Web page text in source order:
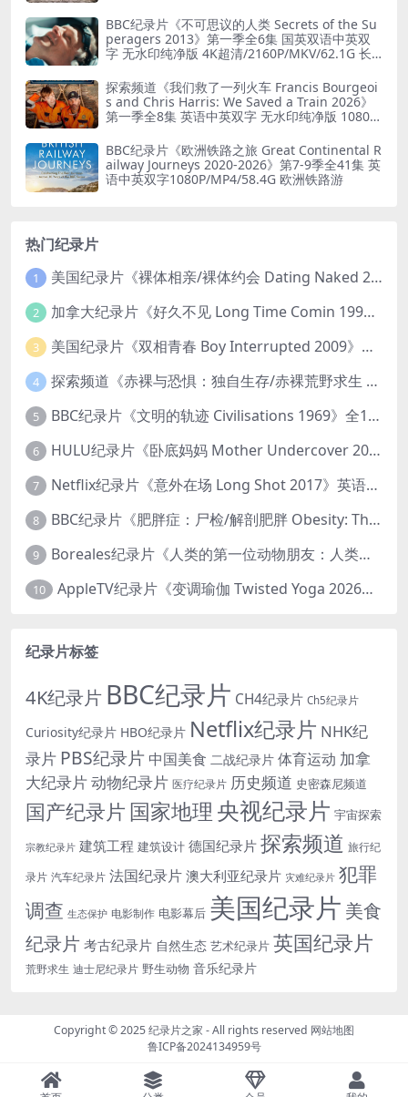
BBC纪录片《不可思议的人类 Secrets of the Su
peragers 2013》第一季全6集 国英双语中英双
字 无水印纯净版 4K超清/2160P/MKV/62.1G 长
探索频道《我们救了一列火车 Francis Bourgeoi
s and Chris Harris: We Saved a Train 2026》
第一季全8集 英语中英双字 无水印纯净版 1080P/
BBC纪录片《欧洲铁路之旅 Great Continental R
ailway Journeys 2020-2026》第7-9季全41集 英
语中英双字1080P/MP4/58.4G 欧洲铁路游
热门纪录片
1 美国纪录片《裸体相亲/裸体约会 Dating Naked 2014-2016》第1-3季全33集 英语中英双字 无水印纯净版 1080P/MKV/85.6G 裸体相亲真人秀
2 加拿大纪录片《好久不见 Long Time Comin 1993》英语中英双字 官方纯净版 1080P/MKV/1G 女同性艺术家
3 美国纪录片《双相青春 Boy Interrupted 2009》英语中英双字 官方纯净版 1080P/MKV/1.43G 青少年躁郁症
4 探索频道《赤裸与恐惧：独自生存/赤裸荒野求生 Naked and Afraid: Solo 2023》第一季全8集 英语中英双字 官方纯净版 高码1080P/MKV/45.4G
5 BBC纪录片《文明的轨迹 Civilisations 1969》全13集 英语中英双字 高清收藏版 1080P/MKV/64.1G 西方艺术史话
6 HULU纪录片《卧底妈妈 Mother Undercover 2023》全4集 英语中英双字 官方纯净版 1080P/MKV/7.6G 拯救孩子
7 Netflix纪录片《意外在场 Long Shot 2017》英语中字 720P/NKV/1.06GB 美国谋杀误判案件
8 BBC纪录片《肥胖症：尸检/解剖肥胖 Obesity: The Post Mortem 2016》英语中英双字 无水印纯净版 1080P/MKV/1.03G
9 Boreales纪录片《人类的第一位动物朋友：人类和狗的神奇故事 Man’s First Friend 2018》英语中英双字 1080P/MP4/1.8G 狗的神奇故事
10 AppleTV纪录片《变调瑜伽 Twisted Yoga 2026》全3集 英语中英双字 无水印纯净版 1080P/MKV/10G 瑜伽大师背后的真相
纪录片标签
4K纪录片 BBC纪录片 CH4纪录片 Ch5纪录片
Curiosity纪录片 HBO纪录片 Netflix纪录片 NHK纪
录片 PBS纪录片 中国美食 二战纪录片 体育运动 加拿
大纪录片动物纪录片 医疗纪录片 历史频道 史密森尼频道
国产纪录片 国家地理 央视纪录片 宇宙探索
宗教纪录片 建筑工程 建筑设计 德国纪录片 探索频道 旅行纪
录片 汽车纪录片 法国纪录片 澳大利亚纪录片 灾难纪录片 犯罪
调查 生态保护 电影制作 电影幕后 美国纪录片 美食
纪录片考古纪录片 自然生态 艺术纪录片 英国纪录片
荒野求生 迪士尼纪录片 野生动物 音乐纪录片
Copyright © 2025纪录片之家 - All rights reserved 网站地图
鲁ICP备2024134959号